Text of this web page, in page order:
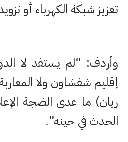
تعزيز شبكة الكهرباء أو
وأردف: “لم يستفد لا
إقليم شفشاون ولا
ريان) ما عدى الضجة
الحدث في حينه”.